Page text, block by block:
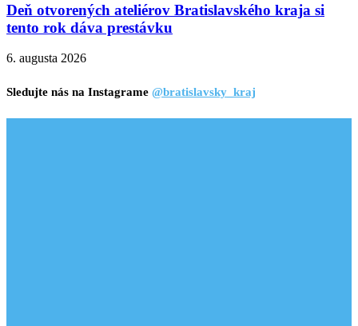
Deň otvorených ateliérov Bratislavského kraja si
tento rok dáva prestávku
6. augusta 2026
Sledujte nás na Instagrame @bratislavsky_kraj